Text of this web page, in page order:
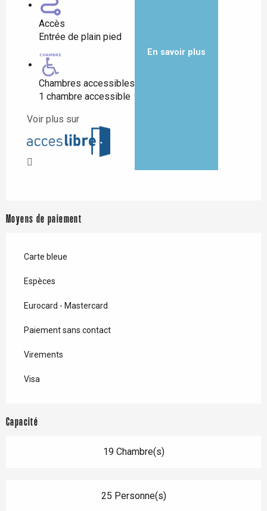
Accès
Entrée de plain pied
Chambres accessibles
1 chambre accessible
Voir plus sur
En savoir plus
Moyens de paiement
Carte bleue
Espèces
Eurocard - Mastercard
Paiement sans contact
Virements
Visa
Capacité
19 Chambre(s)
25 Personne(s)